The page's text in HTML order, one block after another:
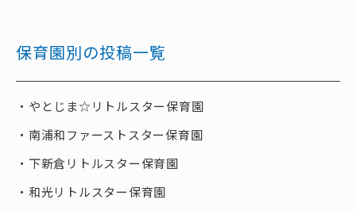
保育園別の投稿一覧
やとじま☆リトルスター保育園
南浦和ファーストスター保育園
下新倉リトルスター保育園
和光リトルスター保育園